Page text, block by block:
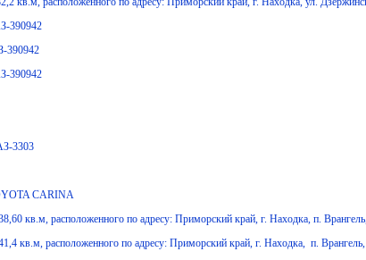
390942
390942
390942
3303
CARINA
кв.м, расположенного по адресу: Приморский край, г. Находка, п.
кв.м, расположенного по адресу: Приморский край, г. Находка, п.